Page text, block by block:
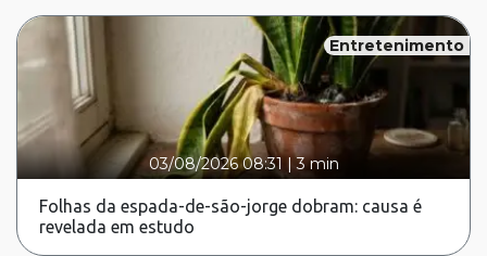
Entretenimento
03/08/2026 08:31 |3 min
Folhas da espada-de-são-jorge dobram: causa é
revelada em estudo